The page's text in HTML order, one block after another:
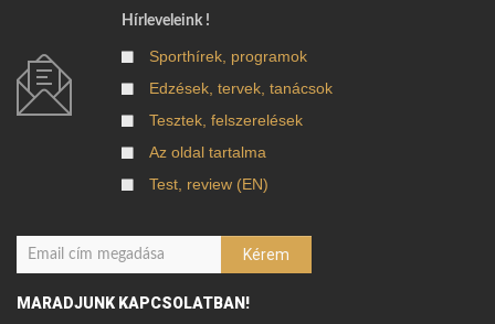
Hírleveleink !
Sporthírek, programok
Edzések, tervek, tanácsok
Tesztek, felszerelések
Az oldal tartalma
Test, review (EN)
MARADJUNK KAPCSOLATBAN!